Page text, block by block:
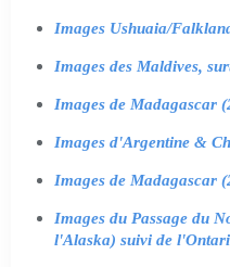
Images Ushuaia/
Images des Maldives,
Images de Madagascar
Images d'Argentine &
Images de Madagascar
Images du Passage du
l'Alaska) suivi de